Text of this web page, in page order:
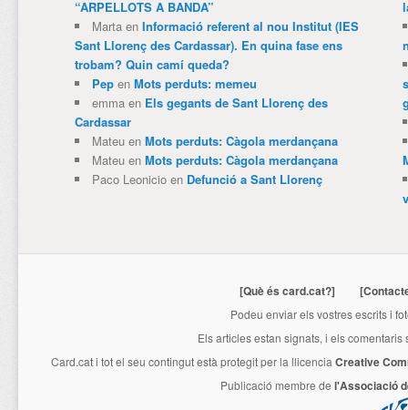
“ARPELLOTS A BANDA”
Martaen Informació referent al nou Institut (IES
Sant Llorenç des Cardassar). En quina fase ens
trobam? Quin camí queda?
Pepen Mots perduts: memeu
emmaen Els gegants de Sant Llorenç des
Cardassar
Mateuen Mots perduts: Càgola merdançana
Mateuen Mots perduts: Càgola merdançana
Paco Leonicioen Defunció a Sant Llorenç
[Què és card.cat?]
Podeu enviar els vostres escrits i
Els articles estan signats, i els
Card.cati tot el seu contingut està protegit per la llicencia Creative
Publicació membre de l'Associació